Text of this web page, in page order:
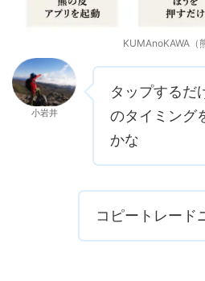
KUMAnoKAWA（
小岩井
タップするだ
のタイミング
かな
コピートレード